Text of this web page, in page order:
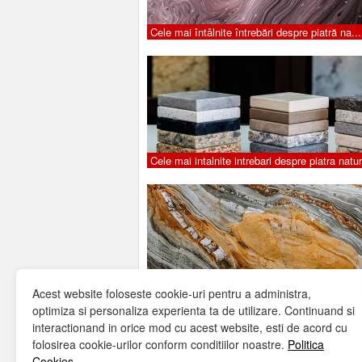
Acest website foloseste cookie-uri pentru a administra,
optimiza si personaliza experienta ta de utilizare. Continuand si
interactionand in orice mod cu acest website, esti de acord cu
folosirea cookie-urilor conform conditiilor noastre. Politica
Cele mai întâlnite întrebări despre piatră na...
Cele mai intalnite intrebari despre piatra
Cele mai intalnite intrebari despre piatra